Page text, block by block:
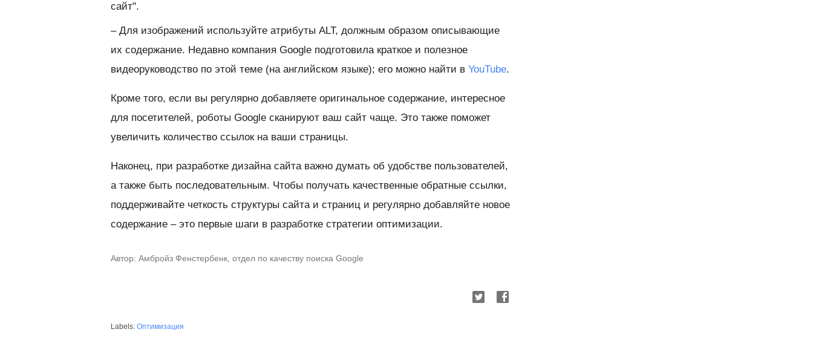
сайт".
– Для изображений используйте атрибуты ALT, должным образом описывающие
их содержание. Недавно компания Google подготовила краткое и полезное
видеоруководство по этой теме (на английском языке); его можно найти в YouTube.
Кроме того, если вы регулярно добавляете оригинальное содержание, интересное
для посетителей, роботы Google сканируют ваш сайт чаще. Это также поможет
увеличить количество ссылок на ваши страницы.
Наконец, при разработке дизайна сайта важно думать об удобстве пользователей,
а также быть последовательным. Чтобы получать качественные обратные ссылки,
поддерживайте четкость структуры сайта и страниц и регулярно добавляйте новое
содержание – это первые шаги в разработке стратегии оптимизации.
Автор: Амбройз Фенстербенк, отдел по качеству поиска Google
Labels: Оптимизация